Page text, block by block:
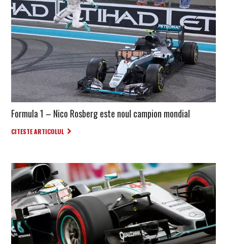
Formula 1 – Nico Rosberg este noul campion mondial
CITESTE ARTICOLUL